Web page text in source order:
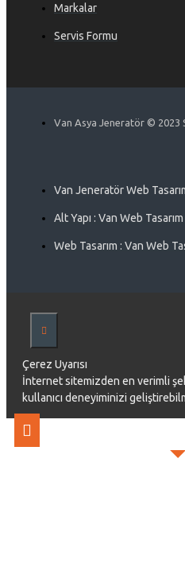
Markalar
Servis Formu
Van Asya Jeneratör © 2023
Van Jeneratör Web
Alt Yapı : Van Web
Web Tasarım : Van Web
Çerez Uyarısı
İnternet sitemizden en verimli
kullanıcı deneyiminizi